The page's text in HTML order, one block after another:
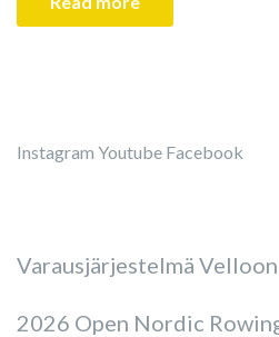
Instagram Youtube Facebook
Varausjärjestelmä Velloon
2026 Open Nordic